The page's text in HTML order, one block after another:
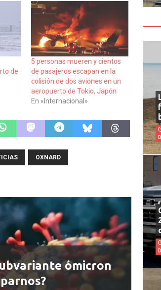
de
5 personas mueren y cientos
de pasajeros escapan en la
colisión de dos aviones en un
aeropuerto de Tokio, Japón
En «Internacional»
OXNARD
ómicron